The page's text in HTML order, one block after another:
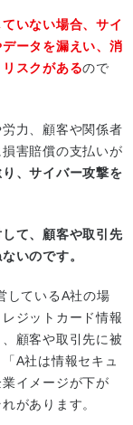
いない場合、サイ
ータを漏えい、消
スクがあるので
力、顧客や関係者
害賠償の支払いが
、サイバー攻撃を
て、顧客や取引先
いのです。
しているA社の場
ジットカード情報
顧客や取引先に被
A社は情報セキュ
イメージが下が
があります。